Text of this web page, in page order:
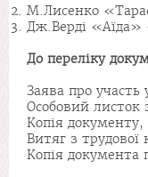
М.Лисенко
Дж.Верді «Аїда»
До переліку
Заява про участь
Особовий листок
Копія документу,
Витяг з
Копія документа